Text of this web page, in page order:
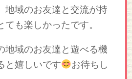
地域のお友達と交流が持
も楽しかったです。
地域のお友達と遊べる機
と嬉しいです
お待ちし